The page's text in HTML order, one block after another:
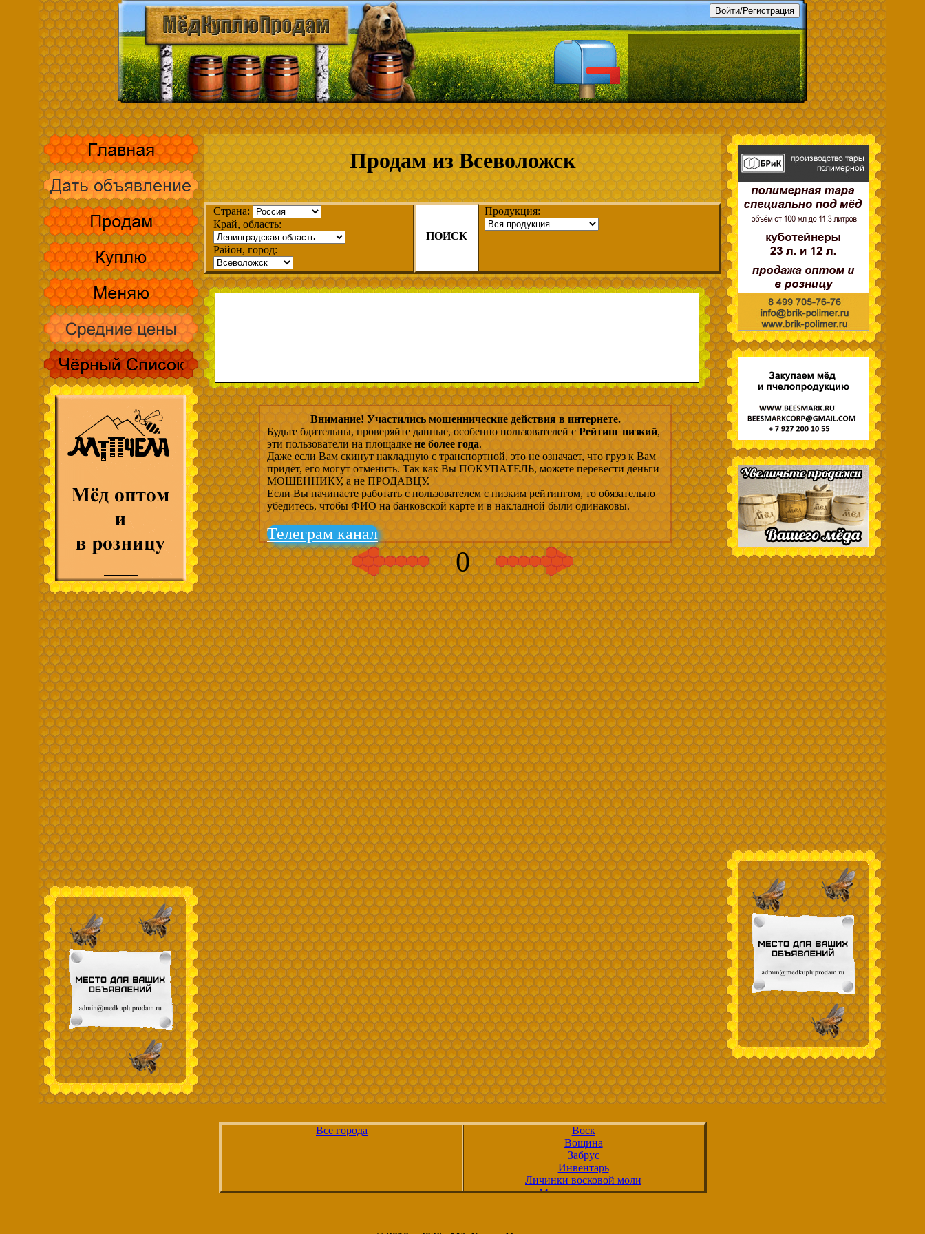
Продам из Всеволожск
Страна:
Край, область:
Район, город:
Продукция:
ПОИСК
Внимание! Участились мошеннические действия в интернете.
Будьте бдительны, проверяйте данные, особенно пользователей с Рейтинг низкий,
эти пользователи на площадке не более года.
Даже если Вам скинут накладную с транспортной, это не означает, что груз к Вам
придет, его могут отменить. Так как Вы ПОКУПАТЕЛЬ, можете перевести деньги
МОШЕННИКУ, а не ПРОДАВЦУ.
Если Вы начинаете работать с пользователем с низким рейтингом, то обязательно
убедитесь, чтобы ФИО на банковской карте и в накладной были одинаковы.
Телеграм канал
0
Все города
Воск
Вощина
Забрус
Инвентарь
Личинки восковой моли
Маточное молочко